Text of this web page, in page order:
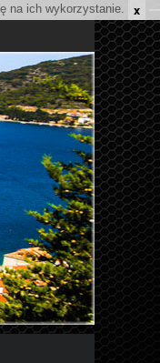
na ich wykorzystanie. x